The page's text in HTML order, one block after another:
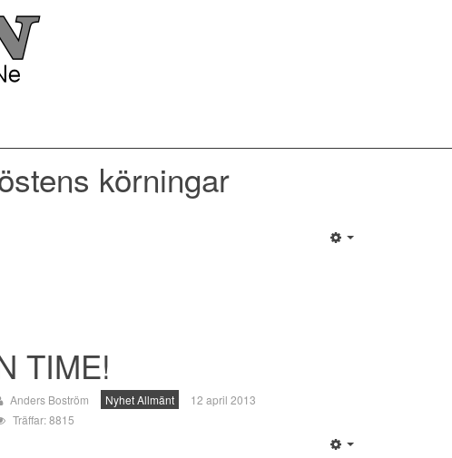
körningar
TIME!
Anders Boström Nyhet Allmänt
12 april 2013
Träffar: 8815